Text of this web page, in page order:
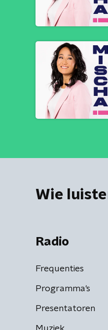
Wie
Radio
Frequenties
Programma's
Presentatoren